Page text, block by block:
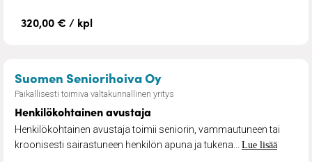
320,00 € / kpl
Suomen Seniorihoiva Oy– Henkilökohtainen
Paikallisesti toimiva valtakunnallinen yritys
Henkilökohtainen avustaja
Henkilökohtainen avustaja toimii seniorin, vammautuneen tai
kroonisesti sairastuneen henkilön apuna ja tukena... Lue lisää